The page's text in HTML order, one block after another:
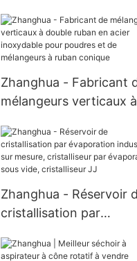
Zhanghua - Fabricant
mélangeurs verticaux à
inoxydable pour
et de mélangeurs à
conique
Zhanghua - Réservoir
cristallisation par
mesure, cristalliseur par